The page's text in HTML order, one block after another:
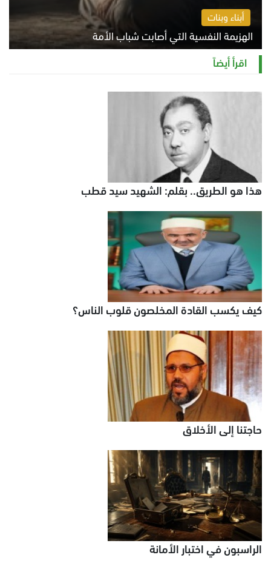
أبناء وبنات
الهزيمة النفسية التي أصابت شباب الأمة
الخميس 6 أغسطس 2026 11:12 ص
اقرأ أيضاً
هذا هو الطريق.. بقلم: الشهيد سيد قطب
كيف يكسب القادة المخلصون قلوب الناس؟
حاجتنا إلى الأخلاق
الراسبون في اختبار الأمانة